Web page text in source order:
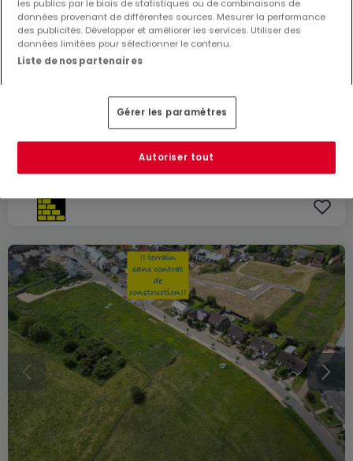
Terrain constructible à vendre àErpeldange (Bous)
les publics par le biais de statistiques ou de combinaisons de
données provenant de différentes sources. Mesurer la performance
des publicités. Développer et améliorer les services. Utiliser des
données limitées pour sélectionner le contenu.
Liste de nos partenaires
Gérer les paramètres
Autoriser tout